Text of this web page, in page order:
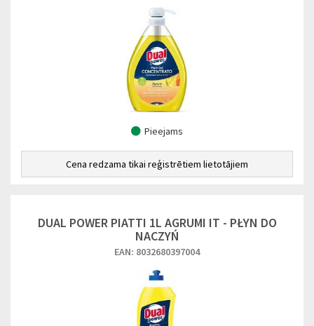
Pieejams
Cena redzama tikai reģistrētiem lietotājiem
DUAL POWER PIATTI 1L AGRUMI IT - PŁYN DO
NACZYŃ
EAN: 8032680397004